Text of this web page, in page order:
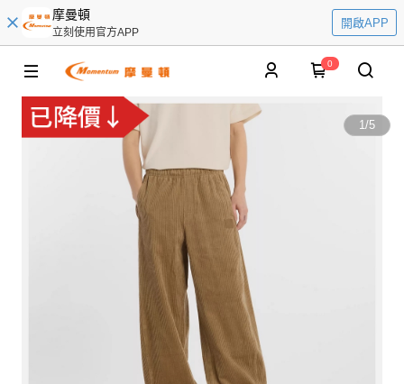
摩曼頓
立刻使用官方APP
開啟APP
0
1/5